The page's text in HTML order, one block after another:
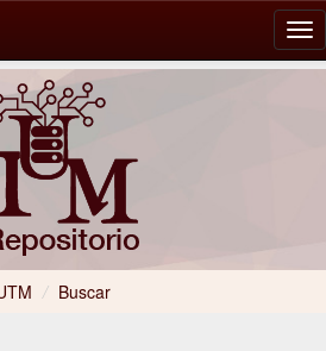
/ Buscar